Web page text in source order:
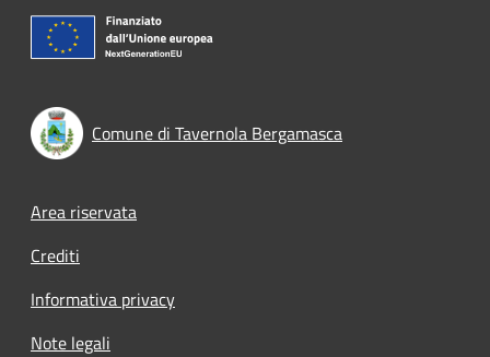
Comune di Tavernola Bergamasca
Footer menu
Area riservata
Crediti
Informativa privacy
Note legali